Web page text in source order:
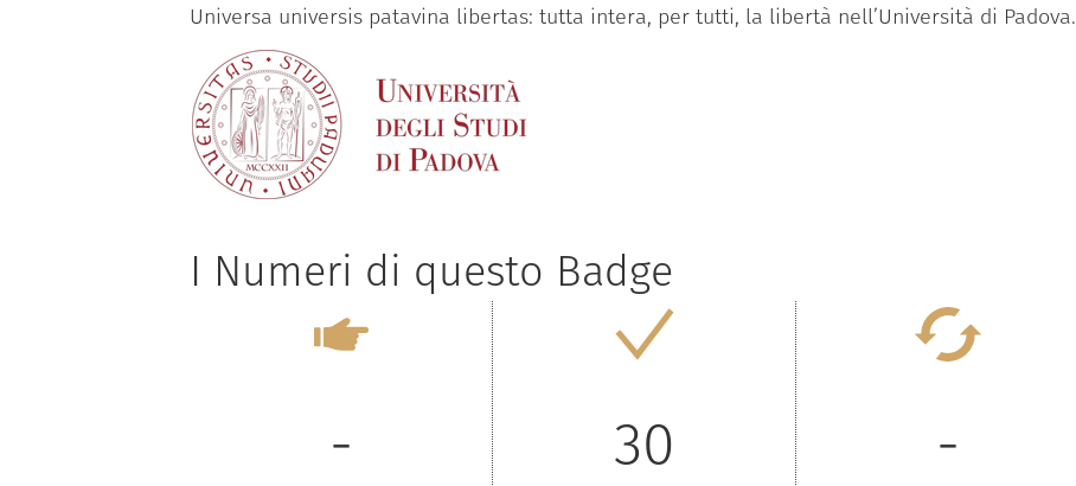
Universa universis patavina libertas: tutta intera, per tutti, la libertà nell’Università di Padova.
I Numeri di questo Badge
- 30 -